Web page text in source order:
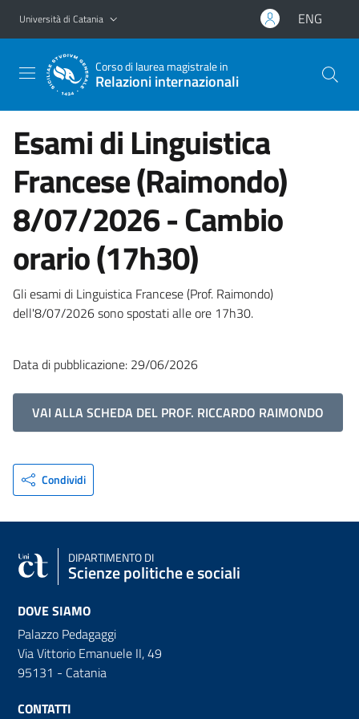
Vai al contenuto principale
Vai al menu di navigazione
Università di Catania ENG
Corso di laurea magistrale in
Relazioni internazionali
Esami di Linguistica
Francese (Raimondo)
8/07/2026 - Cambio
orario (17h30)
Gli esami di Linguistica Francese (Prof. Raimondo)
dell'8/07/2026 sono spostati alle ore 17h30.
Data di pubblicazione: 29/06/2026
VAI ALLA SCHEDA DEL PROF. RICCARDO RAIMONDO
Condividi
DIPARTIMENTO DI
Scienze politiche e sociali
DOVE SIAMO
Palazzo Pedagaggi
Via Vittorio Emanuele II, 49
95131 - Catania
CONTATTI